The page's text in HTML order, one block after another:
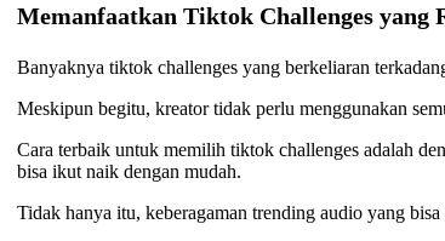
Memanfaatkan Tiktok Challenges yang
Banyaknya tiktok challenges yang berkeliaran
Meskipun begitu, kreator tidak perlu menggunakan
Cara terbaik untuk memilih tiktok challenges adalah
bisa ikut naik dengan mudah.
Tidak hanya itu, keberagaman trending audio yang